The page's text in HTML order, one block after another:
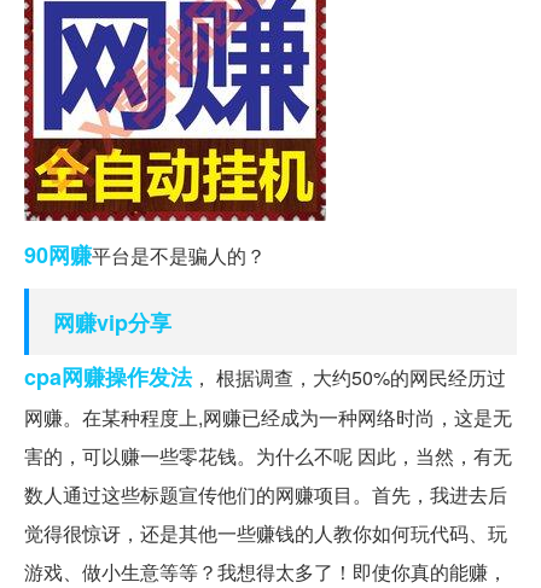
90网赚平台是不是骗人的？
网赚vip分享
cpa网赚操作发法， 根据调查，大约50%的网民经历过
网赚。在某种程度上,网赚已经成为一种网络时尚，这是无
害的，可以赚一些零花钱。为什么不呢 因此，当然，有无
数人通过这些标题宣传他们的网赚项目。首先，我进去后
觉得很惊讶，还是其他一些赚钱的人教你如何玩代码、玩
游戏、做小生意等等？我想得太多了！即使你真的能赚，